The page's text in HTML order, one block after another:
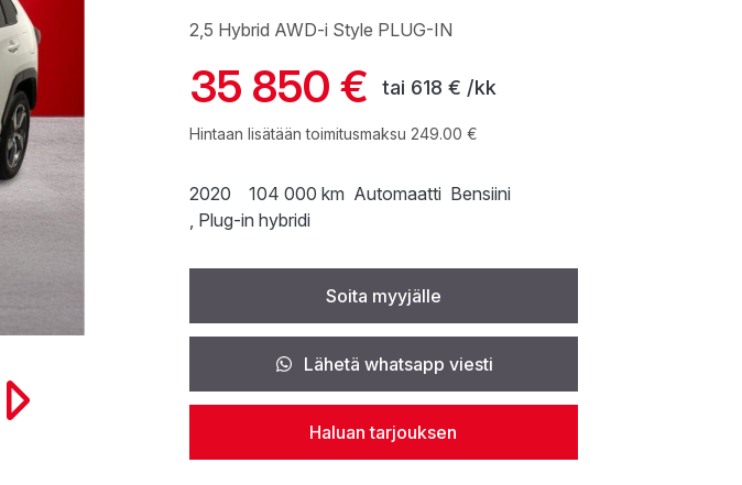
2,5 Hybrid AWD-i Style PLUG-IN
35 850 € tai 618 € /kk
Hintaan lisätään toimitusmaksu 249.00 €
2020 104 000 km Automaatti Bensiini
, Plug-in hybridi
Soita myyjälle
Lähetä whatsapp viesti
Haluan tarjouksen